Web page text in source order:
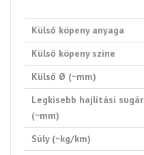
Külső köpeny anyaga
Külső köpeny színe
Külső Ø (~mm)
Legkisebb hajlítási sugár
(~mm)
Súly (~kg/km)